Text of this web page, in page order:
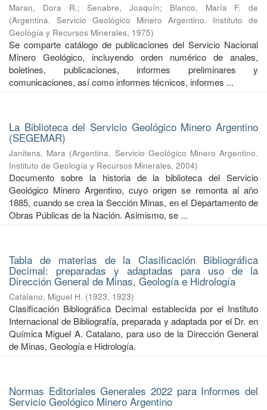
Maran, Dora R.;Senabre, Joaquín; Blanco, María F. de
(Argentina. Servicio Geológico Minero Argentino. Instituto de
Geología y Recursos Minerales, 1975)
Se comparte catálogo de publicaciones del Servicio Nacional
Minero Geológico, incluyendo orden numérico de anales,
boletines, publicaciones, informes preliminares y
comunicaciones, así como informes técnicos, informes ...
La Biblioteca del Servicio Geológico Minero Argentino
(SEGEMAR)
Janitens, Mara (Argentina. Servicio Geológico Minero Argentino.
Instituto de Geología y Recursos Minerales, 2004)
Documento sobre la historia de la biblioteca del Servicio
Geológico Minero Argentino, cuyo origen se remonta al año
1885, cuando se crea la Sección Minas, en el Departamento de
Obras Públicas de la Nación. Asimismo, se ...
Tabla de materias de la Clasificación Bibliográfica
Decimal: preparadas y adaptadas para uso de la
Dirección General de Minas, Geología e Hidrología
Catalano, Miguel H. (1923, 1923)
Clasificación Bibliográfica Decimal establecida por el Instituto
Internacional de Bibliografía, preparada y adaptada por el Dr. en
Química Miguel A. Catalano, para uso de la Dirección General
de Minas, Geología e Hidrología.
Normas Editoriales Generales 2022 para Informes del
Servicio Geológico Minero Argentino